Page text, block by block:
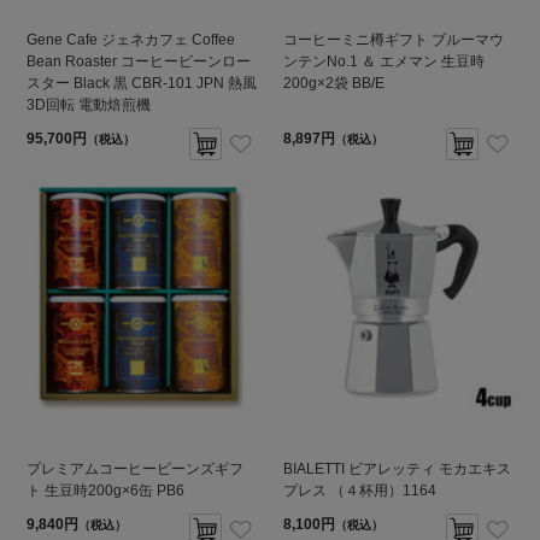
Gene Cafe ジェネカフェ Coffee
Bean Roaster コーヒービーンロー
スター Black 黒 CBR-101 JPN 熱風
3D回転 電動焙煎機
95,700円 （税込）
コーヒーミニ樽ギフト ブルーマウ
ンテンNo.1 ＆ エメマン 生豆時
200g×2袋 BB/E
8,897円 （税込）
プレミアムコーヒービーンズギフ
ト 生豆時200g×6缶 PB6
9,840円
（税込）
BIALETTI ビアレッティ モカエキス
プレス （４杯用）1164
8,100円
（税込）